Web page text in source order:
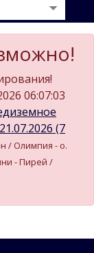
06:07:03
(7
/ Олимпия - о.
- Пирей /